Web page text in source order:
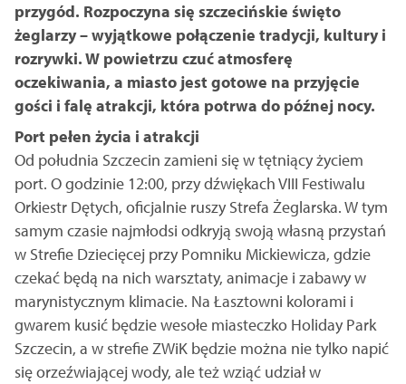
przygód. Rozpoczyna się szczecińskie święto
żeglarzy – wyjątkowe połączenie tradycji, kultury i
rozrywki. W powietrzu czuć atmosferę
oczekiwania, a miasto jest gotowe na przyjęcie
gości i falę atrakcji, która potrwa do późnej nocy.
Port pełen życia i atrakcji
Od południa Szczecin zamieni się w tętniący życiem
port. O godzinie 12:00, przy dźwiękach VIII Festiwalu
Orkiestr Dętych, oficjalnie ruszy Strefa Żeglarska. W tym
samym czasie najmłodsi odkryją swoją własną przystań
w Strefie Dziecięcej przy Pomniku Mickiewicza, gdzie
czekać będą na nich warsztaty, animacje i zabawy w
marynistycznym klimacie. Na Łasztowni kolorami i
gwarem kusić będzie wesołe miasteczko Holiday Park
Szczecin, a w strefie ZWiK będzie można nie tylko napić
się orzeźwiającej wody, ale też wziąć udział w